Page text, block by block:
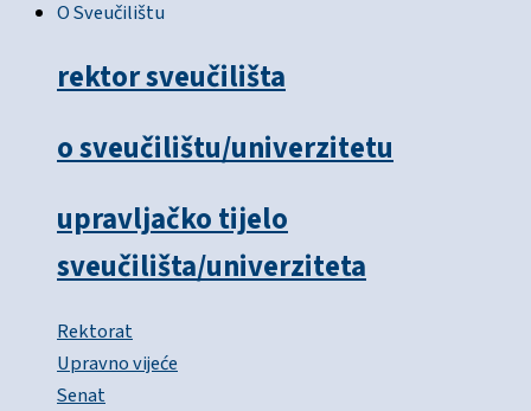
O Sveučilištu
rektor sveučilišta
o sveučilištu/univerzitetu
upravljačko tijelo
sveučilišta/univerziteta
Rektorat
Upravno vijeće
Senat